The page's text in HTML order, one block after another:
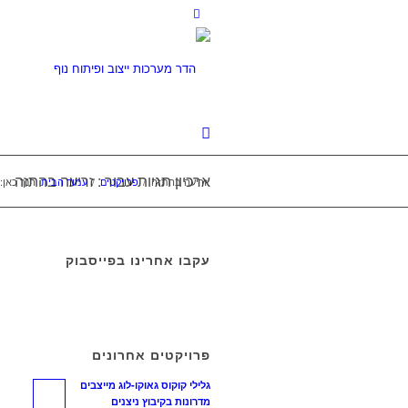
ארכיון תגיות עבור : זריעה בהתזה
הנך כאן: עמוד הבית / פרויקטים / זריעה בהתזה
עקבו אחרינו בפייסבוק
פרויקטים אחרונים
גלילי קוקוס גאוקו-לוג מייצבים
מדרונות בקיבוץ ניצנים